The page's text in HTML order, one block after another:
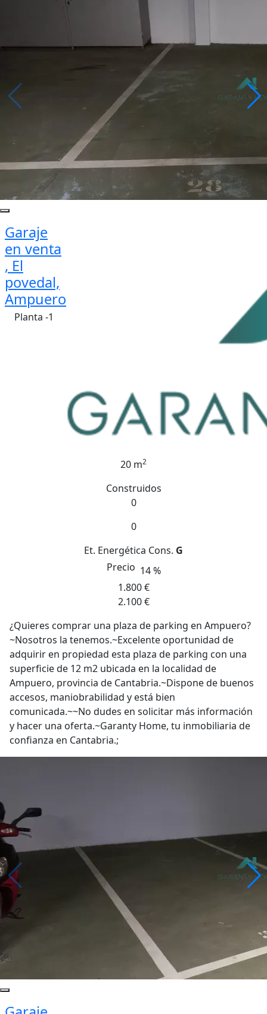
Garaje
en venta
, El
povedal,
Ampuero
Planta -1
20 m2
Construidos
0
0
Et. Energética Cons. G
Precio 14 %
1.800 €
2.100 €
¿Quieres comprar una plaza de parking en Ampuero?
~Nosotros la tenemos.~Excelente oportunidad de
adquirir en propiedad esta plaza de parking con una
superficie de 12 m2 ubicada en la localidad de
Ampuero, provincia de Cantabria.~Dispone de buenos
accesos, maniobrabilidad y está bien
comunicada.~~No dudes en solicitar más información
y hacer una oferta.~Garanty Home, tu inmobiliaria de
confianza en Cantabria.;